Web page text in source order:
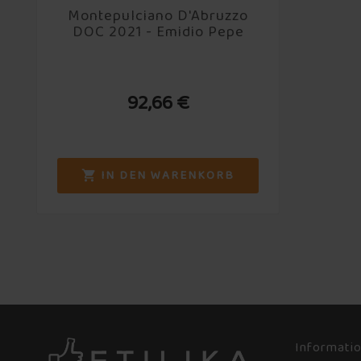
Montepulciano D'Abruzzo
DOC 2021 - Emidio Pepe
92,66 €
 IN DEN WARENKORB